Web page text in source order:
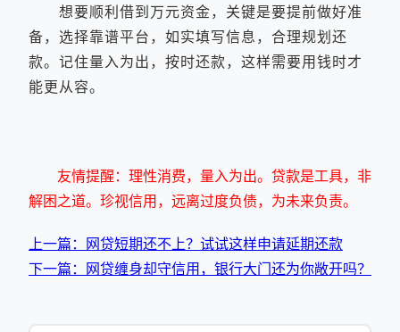
想要顺利借到万元资金，关键是要提前做好准
备，选择靠谱平台，如实填写信息，合理规划还
款。记住量入为出，按时还款，这样需要用钱时才
能更从容。
友情提醒：理性消费，量入为出。贷款是工具，非
解困之道。珍视信用，远离过度负债，为未来负责。
上一篇：网贷短期还不上？试试这样申请延期还款
下一篇：网贷缠身却守信用，银行大门还为你敞开吗？